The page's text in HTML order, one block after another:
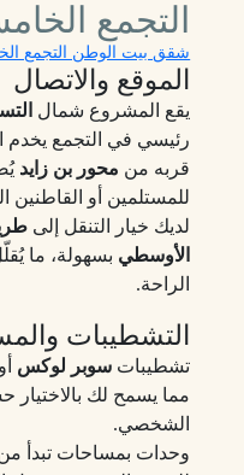
التجمع
شقق بيت الوطن التجمع
الموقع والاتصال
يقع المشروع شمال
رئيسي في التجمع يخدم
قربه من محور بن زايد
للمستلمين أو
لديك خيار التنقل إلى
الأوسطي بسهولة، ما
الراحة.
التشطيبات
تشطيبات سوبر لوكس
مما يسمح لك بالاختيار
الشخصي.